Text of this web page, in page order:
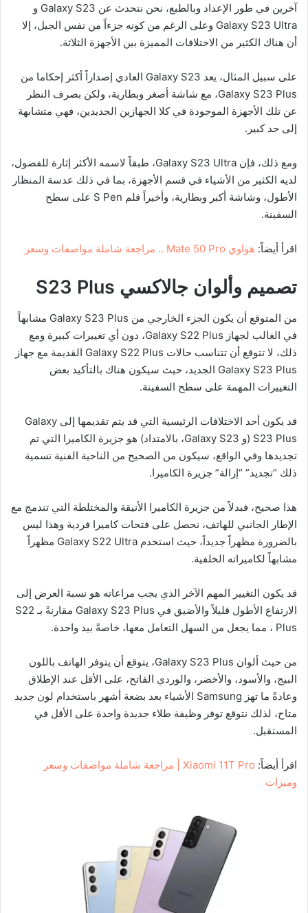
آخرين في طور الإعداد وبالطبع، نحن نتحدث عن Galaxy S23 و
Galaxy S23 Ultra وعلى الرغم من كونه جزءاً من نفس الجيل، إلا
أن هناك الكثير من الاختلافات المميزة بين الأجهزة الثلاثة.
على سبيل المثال، يعد Galaxy S23 العادي إصداراً أكثر إحكاما من
Galaxy S23 Plus، مع شاشة أصغر وبطارية، ولكن بصرف النظر
عن تلك الأجهزة الموجودة في كلا الجهازين الجديدين، فهي متشابهة
إلى حد كبير.
ومع ذلك، فإن Galaxy S23 Ultra، طبقاً لاسمه الأكثر إثارة للفضول،
لديه الكثير من الأشياء في قسم الأجهزة، بما في ذلك عدسة المنظار
الأطول، وشاشة أكبر وبطارية، وأخيراً قلم S Pen على سطح
السفينة.
اقرأ أيضاً: هواوي Mate 50 Pro .. مراجعة شاملة مواصفات وسعر
تصميم وألوان جالاكسي S23 Plus
من المتوقع أن يكون الجزء الخارجي من Galaxy S23 Plus مشابهاً
في الغالب لجهاز Galaxy S22 Plus، دون أي تغييرات كبيرة ومع
ذلك، لا تتوقع أن تتناسب حالات Galaxy S22 Plus القديمة مع جهاز
Galaxy S23 Plus الجديد، حيث سيكون هناك بالتأكيد بعض
التغييرات المهمة على سطح السفينة.
قد يكون أحد الاختلافات الرئيسية التي قد يتم تقديمها إلى Galaxy
S23 Plus (و Galaxy S23، بالامتداد) هو جزيرة الكاميرا التي تم
تجديدها وفي الواقع، سيكون من الصحيح من الناحية الفنية تسمية
ذلك “تجديد” “إزالة” جزيرة الكاميرا.
هذا صحيح، فبدلاً من جزيرة الكاميرا الأنيقة والمختلطة التي تندمج مع
الإطار الجانبي للهاتف، نحصل على فتحات كاميرا فردية وهذا ليس
بالضرورة مظهراً جديداً، حيث استخدم Galaxy S22 Ultra مظهراً
مشابهاً لكاميراته الخلفية.
قد يكون التغيير المهم الآخر الذي يجب مراعاته هو نسبة العرض إلى
الارتفاع الأطول قليلاً والأضيق في Galaxy S23 Plus مقارنةً بـ S22
Plus ، مما يجعل من السهل التعامل معها، خاصةً بيد واحدة.
من حيث ألوان Galaxy S23 Plus، يتوقع أن يتوفر الهاتف باللون
البيج، والأسود، والأخضر، والوردي الفاتح، على الأقل عند الإطلاق
وعادةً ما تهز Samsung الأشياء بعد بضعة أشهر باستخدام لون جديد
متاح، لذلك نتوقع توفر وظيفة طلاء جديدة واحدة على الأقل في
المستقبل.
اقرأ أيضاً:
Xiaomi 11T Pro | مراجعة شاملة مواصفات وسعر
وميزات